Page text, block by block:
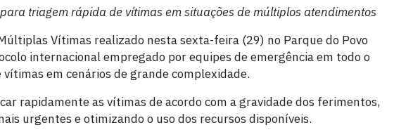
triagem rápida de vítimas em situações de múltiplos atendimentos
Vítimas realizado nesta sexta-feira (29) no Parque do Povo
internacional empregado por equipes de emergência em todo o
em cenários de grande complexidade.
rapidamente as vítimas de acordo com a gravidade dos ferimentos,
urgentes e otimizando o uso dos recursos disponíveis.